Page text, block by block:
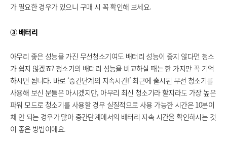
가 필요한 경우가 있으니 구매 시 꼭 확인해 보세요.
③ 배터리
아무리 좋은 성능을 가진 무선청소기여도 배터리 성능이 좋지 않다면 청소
가 쉽지 않겠죠? 청소기의 배터리 성능을 비교하실 때는 한 가지만 꼭 기억
하시면 됩니다. 바로 ‘중간단계의 지속시간!’ 최근에 출시된 무선 청소기를
사용해 보신 분들은 아시겠지만, 아무리 최신 청소기라 할지라도 가장 높은
파워 모드로 청소기를 사용할 경우 실질적으로 사용 가능한 시간은 10분이
채 안 되는 경우가 많아 중간단계에서의 배터리 지속 시간을 확인하시는 것
이 좋은 방법이에요.